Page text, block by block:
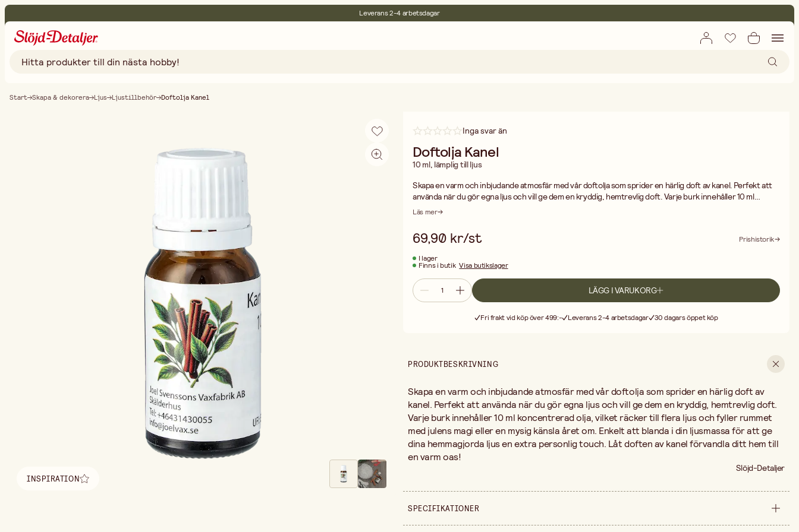
Leverans 2-4 arbetsdagar
Start Skapa & dekorera Ljus Ljustillbehör Doftolja Kanel
INSPIRATION
Inga svar än
Doftolja Kanel
10 ml, lämplig till ljus
Skapa en varm och inbjudande atmosfär med vår doftolja som sprider en härlig doft av kanel. Perfekt att
använda när du gör egna ljus och vill ge dem en kryddig, hemtrevlig doft. Varje burk innehåller 10 ml
koncentrerad olja, vilket räcker till flera ljus och fyller rummet med julens magi eller en mysig känsla året
Läs mer
69,90 kr/st
Prishistorik
I lager
Finns i butik Visa butikslager
LÄGG I VARUKORG
Fri frakt vid köp över 499:- Leverans 2-4 arbetsdagar 30 dagars öppet köp
PRODUKTBESKRIVNING
Skapa en varm och inbjudande atmosfär med vår doftolja som sprider en härlig doft av
kanel. Perfekt att använda när du gör egna ljus och vill ge dem en kryddig, hemtrevlig doft.
Varje burk innehåller 10 ml koncentrerad olja, vilket räcker till flera ljus och fyller rummet
med julens magi eller en mysig känsla året om. Enkelt att blanda i din ljusmassa för att ge
dina hemmagjorda ljus en extra personlig touch. Låt doften av kanel förvandla ditt hem till
en varm oas!
Slöjd-Detaljer
SPECIFIKATIONER